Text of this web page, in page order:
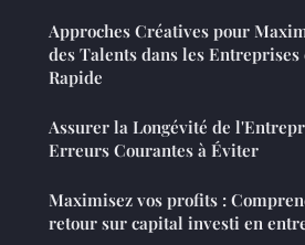
Approches Créatives pour
des Talents dans les Entreprises
Rapide
Assurer la Longévité de
Erreurs Courantes à Éviter
Maximisez vos profits :
retour sur capital investi en